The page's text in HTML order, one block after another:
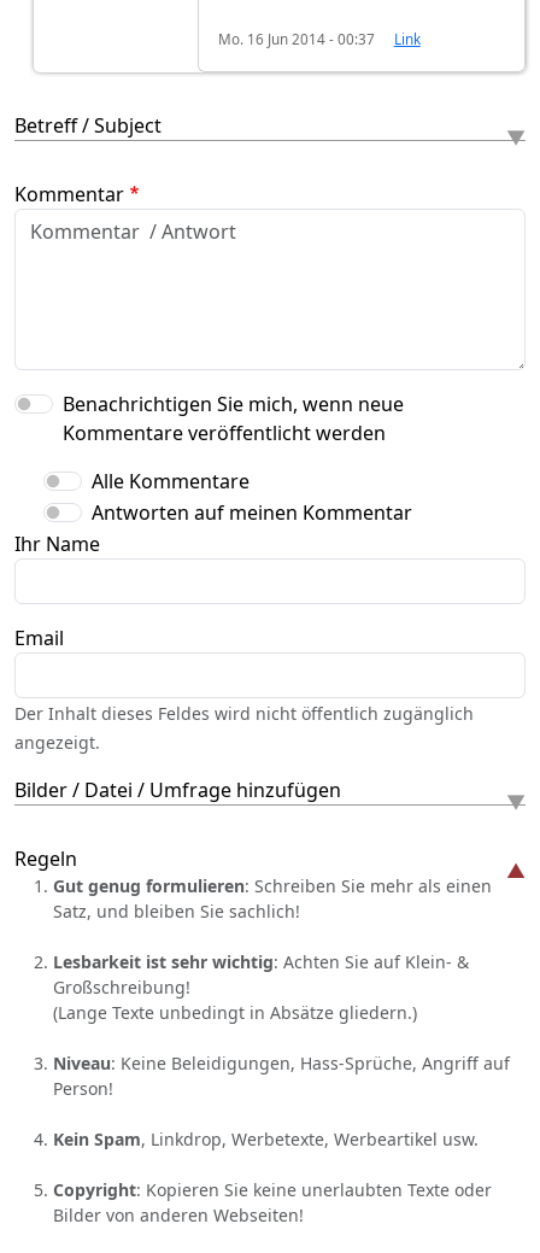
Mo. 16 Jun 2014 - 00:37 Link
Betreff / Subject
Kommentar
Benachrichtigen Sie mich, wenn neue
Kommentare veröffentlicht werden
Alle Kommentare
Antworten auf meinen Kommentar
Ihr Name
Email
Der Inhalt dieses Feldes wird nicht öffentlich zugänglich
angezeigt.
Bilder / Datei / Umfrage hinzufügen
Regeln
Gut genug formulieren: Schreiben Sie mehr als einen
Satz, und bleiben Sie sachlich!
Lesbarkeit ist sehr wichtig: Achten Sie auf Klein- &
Großschreibung!
(Lange Texte unbedingt in Absätze gliedern.)
Niveau: Keine Beleidigungen, Hass-Sprüche, Angriff auf
Person!
Kein Spam, Linkdrop, Werbetexte, Werbeartikel usw.
Copyright: Kopieren Sie keine unerlaubten Texte oder
Bilder von anderen Webseiten!